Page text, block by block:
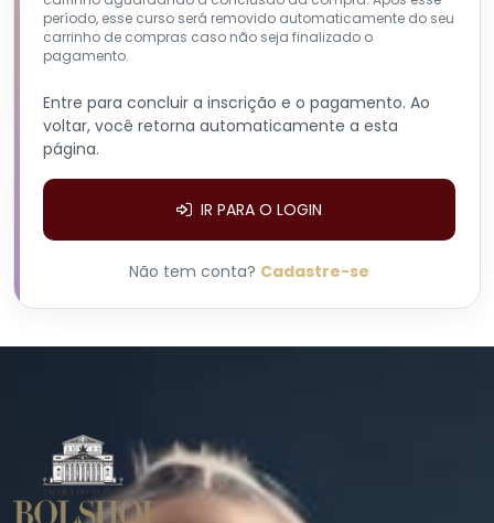
período, esse curso será removido automaticamente do seu
carrinho de compras caso não seja finalizado o
pagamento.
Entre para concluir a inscrição e o pagamento. Ao
voltar, você retorna automaticamente a esta
página.
IR PARA O LOGIN
Não tem conta? Cadastre-se